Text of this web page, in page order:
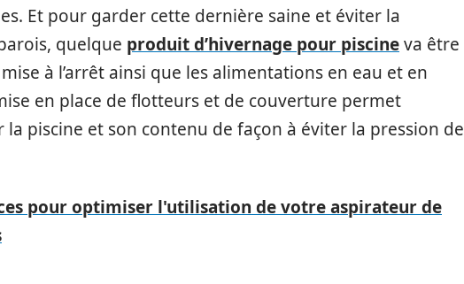
Et pour garder cette dernière saine et éviter la
quelque produit d’hivernage pour piscineva être
à l’arrêt ainsi que les alimentations en eau et en
en place de flotteurs et de couverture permet
piscine et son contenu de façon à éviter la pression de
pour optimiser l'utilisation de votre aspirateur de